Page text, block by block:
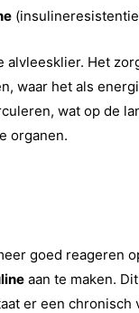
alvleesklier. Het
waar het als
wat op de
organen.
goed reageren
aan te maken.
er een chronisch